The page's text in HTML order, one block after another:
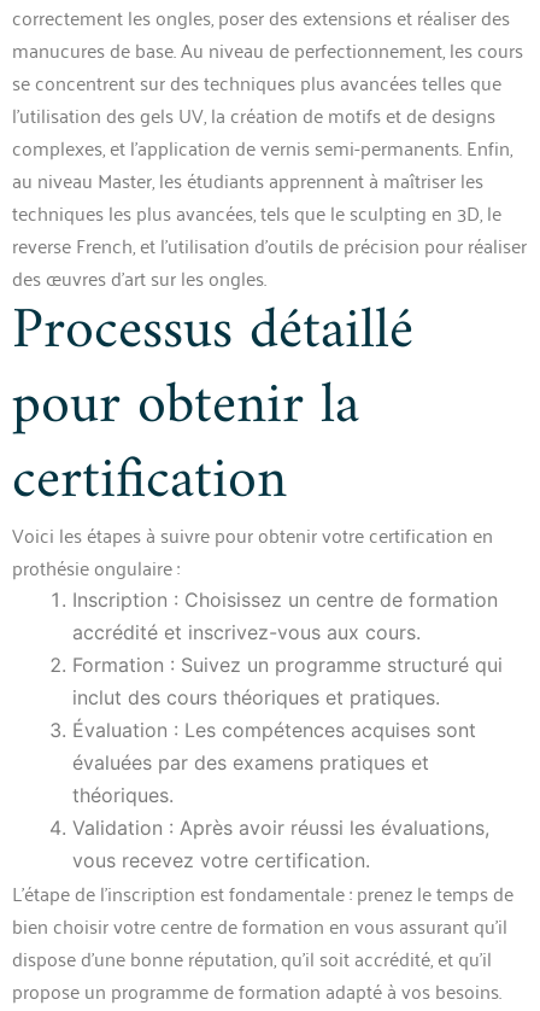
correctement les ongles, poser des extensions et réaliser des
manucures de base. Au niveau de perfectionnement, les cours
se concentrent sur des techniques plus avancées telles que
l’utilisation des gels UV, la création de motifs et de designs
complexes, et l’application de vernis semi-permanents. Enfin,
au niveau Master, les étudiants apprennent à maîtriser les
techniques les plus avancées, tels que le sculpting en 3D, le
reverse French, et l’utilisation d’outils de précision pour réaliser
des œuvres d’art sur les ongles.
Processus détaillé
pour obtenir la
certification
Voici les étapes à suivre pour obtenir votre certification en
prothésie ongulaire :
Inscription : Choisissez un centre de formation
accrédité et inscrivez-vous aux cours.
Formation : Suivez un programme structuré qui
inclut des cours théoriques et pratiques.
Évaluation : Les compétences acquises sont
évaluées par des examens pratiques et
théoriques.
Validation : Après avoir réussi les évaluations,
vous recevez votre certification.
L’étape de l’inscription est fondamentale : prenez le temps de
bien choisir votre centre de formation en vous assurant qu’il
dispose d’une bonne réputation, qu’il soit accrédité, et qu’il
propose un programme de formation adapté à vos besoins.